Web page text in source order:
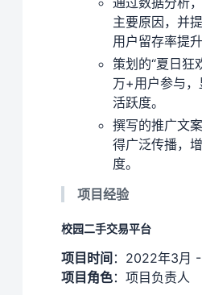
主要原因，并
用户留存率提升
策划的“夏日狂
万+用户参与
活跃度。
撰写的推广文
得广泛传播，
度。
项目经验
校园二手交易平台
项目时间 ：2022年3月
项目角色：项目负责人